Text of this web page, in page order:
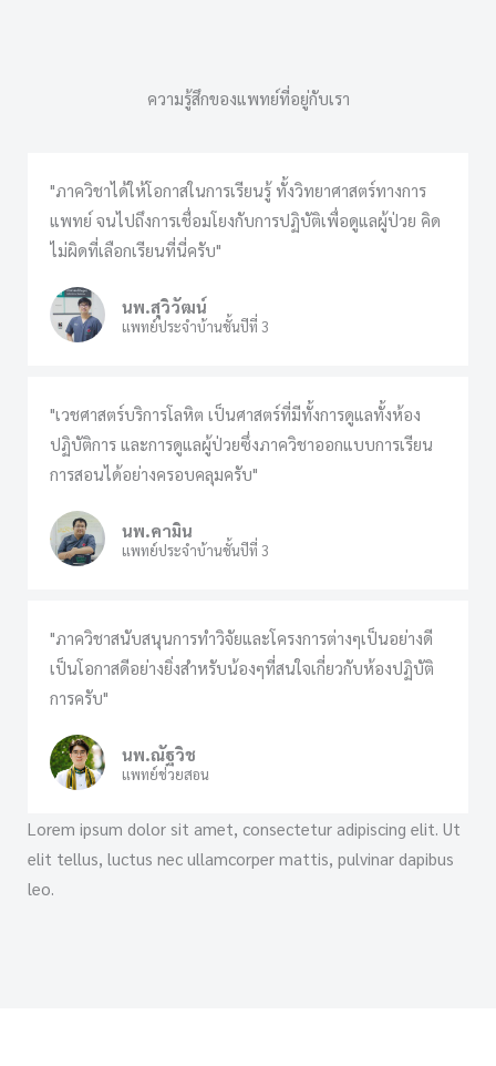
ความรู้สึกของแพทย์ที่อยู่กับเรา
"ภาควิชาได้ให้โอกาสในการเรียนรู้ ทั้งวิทยาศาสตร์ทางการ
แพทย์ จนไปถึงการเชื่อมโยงกับการปฏิบัติเพื่อดูแลผู้ป่วย คิด
ไม่ผิดที่เลือกเรียนที่นี่ครับ"
นพ.สุวิวัฒน์
แพทย์ประจำบ้านชั้นปีที่ 3
"เวชศาสตร์บริการโลหิต เป็นศาสตร์ที่มีทั้งการดูแลทั้งห้อง
ปฏิบัติการ และการดูแลผู้ป่วยซึ่งภาควิชาออกแบบการเรียน
การสอนได้อย่างครอบคลุมครับ"
นพ.คามิน
แพทย์ประจำบ้านชั้นปีที่ 3
"ภาควิชาสนับสนุนการทำวิจัยและโครงการต่างๆเป็นอย่างดี
เป็นโอกาสดีอย่างยิ่งสำหรับน้องๆที่สนใจเกี่ยวกับห้องปฏิบัติ
การครับ"
นพ.ณัฐวิช
แพทย์ช่วยสอน
Lorem ipsum dolor sit amet, consectetur adipiscing elit. Ut
elit tellus, luctus nec ullamcorper mattis, pulvinar dapibus
leo.